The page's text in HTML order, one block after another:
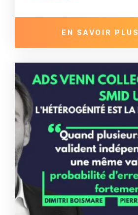
EN SAVOIR PLUS